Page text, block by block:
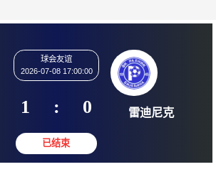
球会友谊
2026-07-08 17:00:00
1 : 0